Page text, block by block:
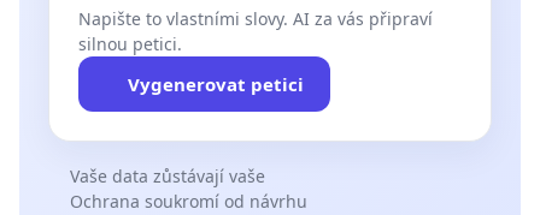
Napište to vlastními slovy. AI za vás připraví
silnou petici.
Vygenerovat petici
Vaše data zůstávají vaše
Ochrana soukromí od návrhu